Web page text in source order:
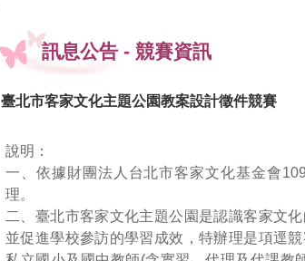
訊息公告 - 競賽資訊
臺北市客家文化主題公園教案設計徵件競賽
說明：
一、依據財團法人台北市客家文化基金會
理。
二、臺北市客家文化主題公園是認識客家文
並促進學校參訪的學習成效，特辦理是項逕